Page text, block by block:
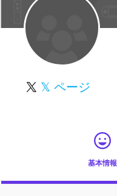
𝕏 ページ
基本情報